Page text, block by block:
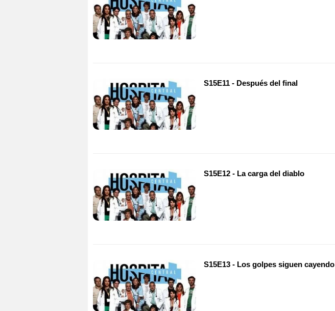
S15E11 - Después del final
S15E12 - La carga del diablo
S15E13 - Los golpes siguen cayendo